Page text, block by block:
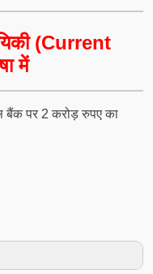
(Current
में
बैंक पर 2 करोड़ रुपए का